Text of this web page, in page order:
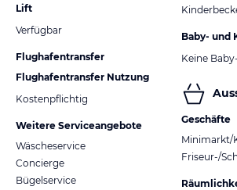
Lift
Verfügbar
Flughafentransfer
Flughafentransfer Nutzung
Kostenpflichtig
Weitere Serviceangebote
Wäscheservice
Concierge
Bügelservice
Baby- und
Keine
Geschäfte
Minimarkt/
Friseur-/